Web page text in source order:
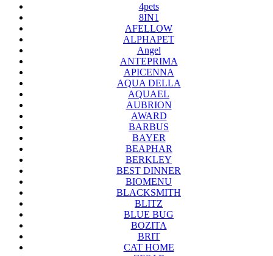
4pets
8IN1
AFELLOW
ALPHAPET
Angel
ANTEPRIMA
APICENNA
AQUA DELLA
AQUAEL
AUBRION
AWARD
BARBUS
BAYER
BEAPHAR
BERKLEY
BEST DINNER
BIOMENU
BLACKSMITH
BLITZ
BLUE BUG
BOZITA
BRIT
CAT HOME